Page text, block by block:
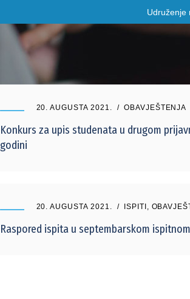
Udruženje
20. AUGUSTA 2021. OBAVJEŠTENJA
Konkurs za upis studenata u drugom
godini
20. AUGUSTA 2021. ISPITI ,
Raspored ispita u septembarskom